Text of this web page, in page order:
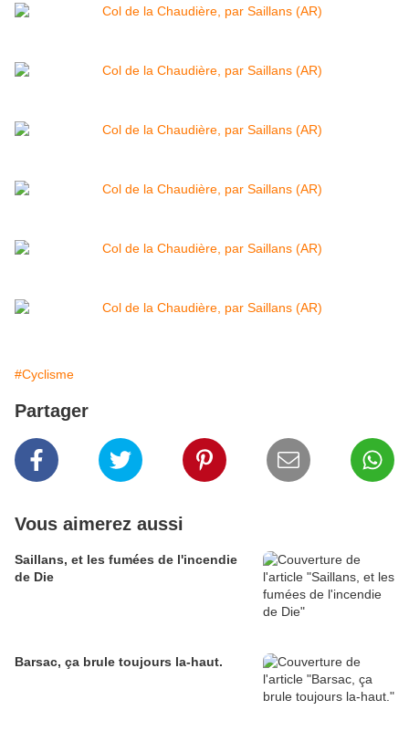
#Cyclisme
Partager
Vous aimerez aussi
Saillans, et les fumées de l'incendie
de Die
Barsac, ça brule toujours la-haut.